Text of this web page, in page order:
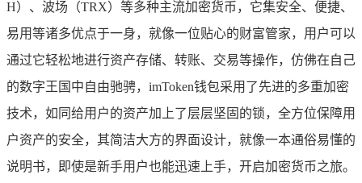
H）、波场（TRX）等多种主流加密货币，它集安全、便捷、
易用等诸多优点于一身，就像一位贴心的财富管家，用户可以
通过它轻松地进行资产存储、转账、交易等操作，仿佛在自己
的数字王国中自由驰骋，imToken钱包采用了先进的多重加密
技术，如同给用户的资产加上了层层坚固的锁，全方位保障用
户资产的安全，其简洁大方的界面设计，就像一本通俗易懂的
说明书，即使是新手用户也能迅速上手，开启加密货币之旅。